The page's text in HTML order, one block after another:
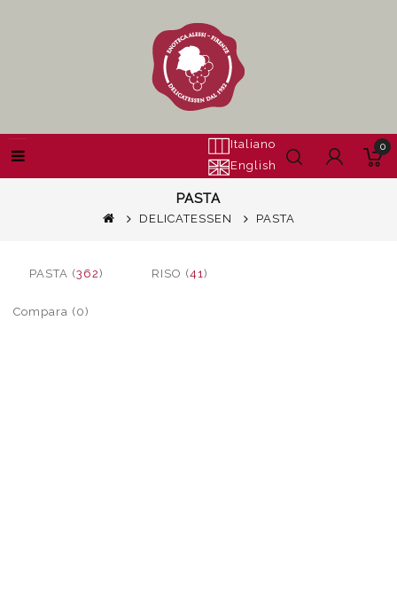
Italiano
English
0
PASTA
DELICATESSEN PASTA
PASTA (362) RISO (41)
Compara (0)